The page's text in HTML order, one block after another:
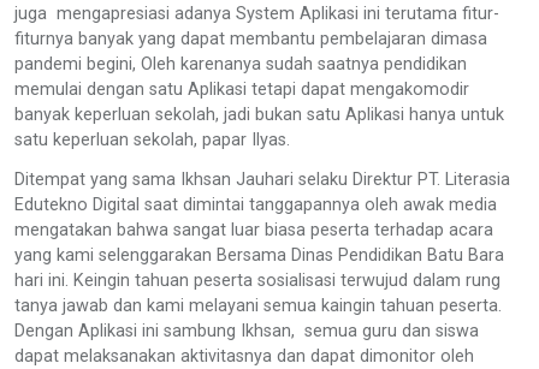
juga mengapresiasi adanya System Aplikasi ini terutama fitur-
fiturnya banyak yang dapat membantu pembelajaran dimasa
pandemi begini, Oleh karenanya sudah saatnya pendidikan
memulai dengan satu Aplikasi tetapi dapat mengakomodir
banyak keperluan sekolah, jadi bukan satu Aplikasi hanya untuk
satu keperluan sekolah, papar Ilyas.
Ditempat yang sama Ikhsan Jauhari selaku Direktur PT. Literasia
Edutekno Digital saat dimintai tanggapannya oleh awak media
mengatakan bahwa sangat luar biasa peserta terhadap acara
yang kami selenggarakan Bersama Dinas Pendidikan Batu Bara
hari ini. Keingin tahuan peserta sosialisasi terwujud dalam rung
tanya jawab dan kami melayani semua kaingin tahuan peserta.
Dengan Aplikasi ini sambung Ikhsan, semua guru dan siswa
dapat melaksanakan aktivitasnya dan dapat dimonitor oleh